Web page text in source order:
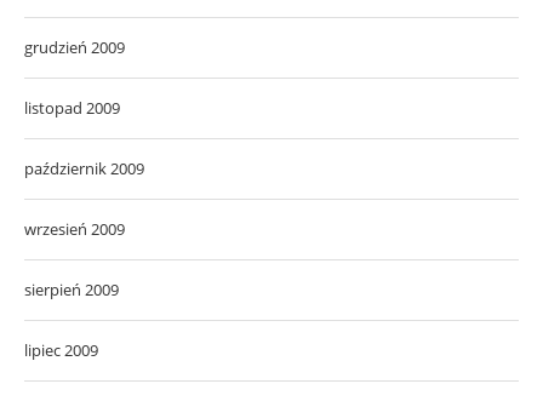
grudzień 2009
listopad 2009
październik 2009
wrzesień 2009
sierpień 2009
lipiec 2009